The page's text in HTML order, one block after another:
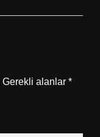
Gerekli alanlar *